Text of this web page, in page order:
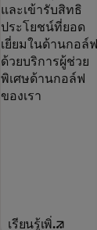
และเข้ารับสิทธิ
ประโยชน์ที่ยอด
เยี่ยมในด้านกอล์ฟ
ด้วยบริการผู้ช่วย
พิเศษด้านกอล์ฟ
ของเรา
เรียนรู้เพิ่ม